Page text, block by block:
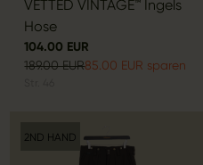
VETTED VINTAGE™ Ingels
Hose
104.00 EUR
189.00 EUR85.00 EUR sparen
2ND HAND